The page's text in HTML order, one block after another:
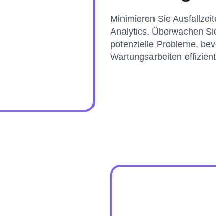
Minimieren Sie
Analytics. Überwachen
potenzielle Probleme,
Wartungsarbeiten